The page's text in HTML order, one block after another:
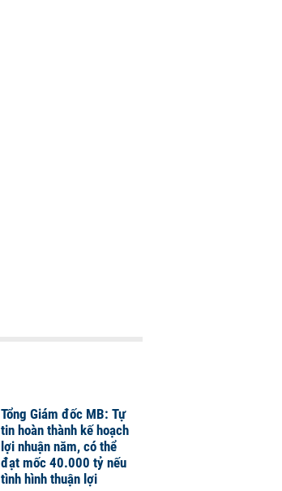
Tổng Giám đốc MB: Tự
tin hoàn thành kế hoạch
lợi nhuận năm, có thể
đạt mốc 40.000 tỷ nếu
tình hình thuận lợi